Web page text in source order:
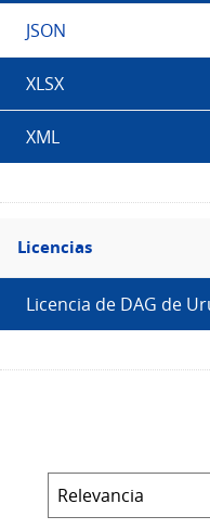
JSON
XLSX
XML
Filtro
Licencias
Licencias
Licencia de DAG de